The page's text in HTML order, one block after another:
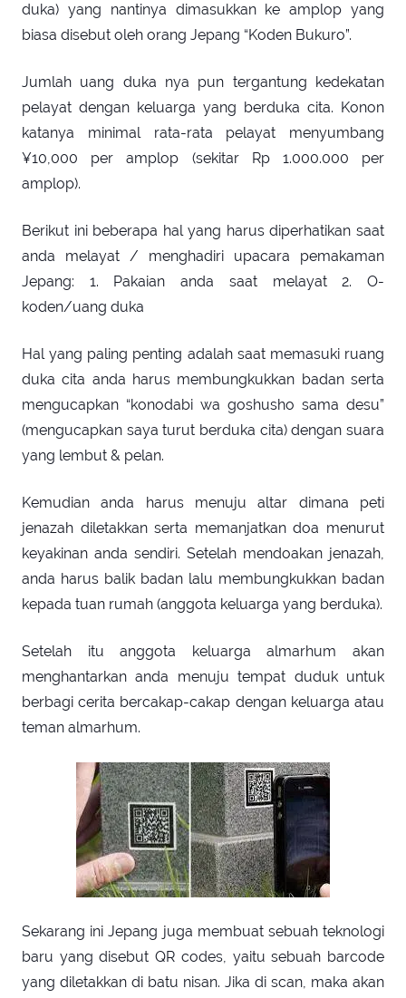
duka) yang nantinya dimasukkan ke amplop yang
biasa disebut oleh orang Jepang “Koden Bukuro”.
Jumlah uang duka nya pun tergantung kedekatan
pelayat dengan keluarga yang berduka cita. Konon
katanya minimal rata-rata pelayat menyumbang
¥10,000 per amplop (sekitar Rp 1.000.000 per
amplop).
Berikut ini beberapa hal yang harus diperhatikan saat
anda melayat / menghadiri upacara pemakaman
Jepang: 1. Pakaian anda saat melayat 2. O-
koden/uang duka
Hal yang paling penting adalah saat memasuki ruang
duka cita anda harus membungkukkan badan serta
mengucapkan “konodabi wa goshusho sama desu”
(mengucapkan saya turut berduka cita) dengan suara
yang lembut & pelan.
Kemudian anda harus menuju altar dimana peti
jenazah diletakkan serta memanjatkan doa menurut
keyakinan anda sendiri. Setelah mendoakan jenazah,
anda harus balik badan lalu membungkukkan badan
kepada tuan rumah (anggota keluarga yang berduka).
Setelah itu anggota keluarga almarhum akan
menghantarkan anda menuju tempat duduk untuk
berbagi cerita bercakap-cakap dengan keluarga atau
teman almarhum.
Sekarang ini Jepang juga membuat sebuah teknologi
baru yang disebut QR codes, yaitu sebuah barcode
yang diletakkan di batu nisan. Jika di scan, maka akan